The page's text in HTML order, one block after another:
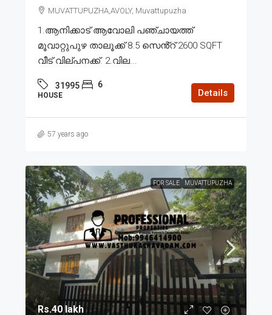
MUVATTUPUZHA,AVOLY, Muvattupuzha
1.ആനിക്കാട് ആവോലി പഞ്ചായത്ത്
മൂവാറ്റുപുഴ താലൂക്ക് 8.5 സെൻ്റ് 2600 SQFT
വീട് വില്പനക്ക്. 2.വില...
31995 6
HOUSE Details
57 years ago
FOR SALE MUVATTUPUZHA
Rs.40 lakh